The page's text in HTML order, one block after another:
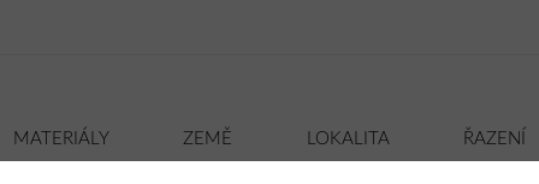
MATERIÁLY ZEMĚ LOKALITA ŘAZENÍ